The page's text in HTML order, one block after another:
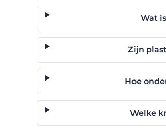
Wat
Zijn
Hoe
Welke